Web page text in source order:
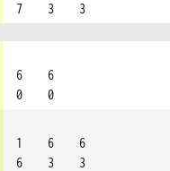
7
3
3
6
0
6
0
1
6
6
3
6
3